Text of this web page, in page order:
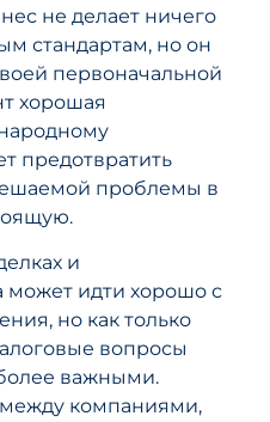
не делает ничего
стандартам, но он
первоначальной
хорошая
предотвратить
проблемы в
и
может идти хорошо с
но как только
вопросы
важными.
компаниями,